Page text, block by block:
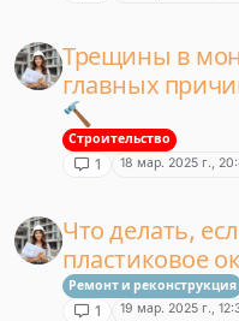
Трещины в
главных
🔨
Строительство
1 18 мар. 2025 г.,
Что делать,
пластиковое
Ремонт и реконструкция
1 19 мар. 2025 г.,